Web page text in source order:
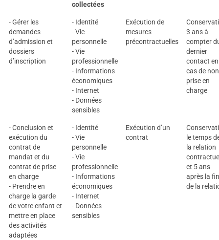
collectées
- Gérer les
demandes
d’admission et
dossiers
d’inscription
- Identité
- Vie
personnelle
- Vie
professionnelle
- Informations
économiques
- Internet
- Données
sensibles
Exécution de
mesures
précontractuelles
3 ans à
compter
dernier
contact en
cas de non
prise en
charge
- Conclusion et
exécution du
contrat de
mandat et du
contrat de prise
en charge
- Prendre en
charge la garde
de votre enfant et
mettre en place
des activités
adaptées
- Identité
- Vie
personnelle
- Vie
professionnelle
- Informations
économiques
- Internet
- Données
sensibles
Exécution d’un
contrat
le temps
la relation
et 5 ans
après la fin
de la